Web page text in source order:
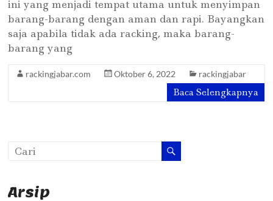
ini yang menjadi tempat utama untuk menyimpan
barang-barang dengan aman dan rapi. Bayangkan
saja apabila tidak ada racking, maka barang-
barang yang
rackingjabar.com Oktober 6, 2022 rackingjabar
Baca Selengkapnya
Arsip